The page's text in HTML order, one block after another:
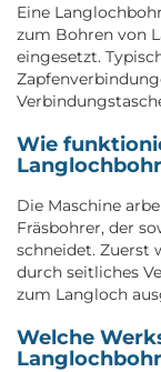
Eine
zum Bohren von
eingesetzt.
Wie
Die Maschine
Fräsbohrer, der
schneidet. Zuerst
durch seitliches
zum Langloch
Welche